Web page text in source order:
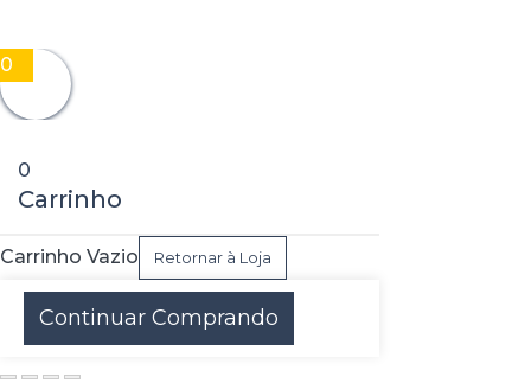
0
0
Carrinho
Carrinho Vazio Retornar à Loja
Continuar Comprando